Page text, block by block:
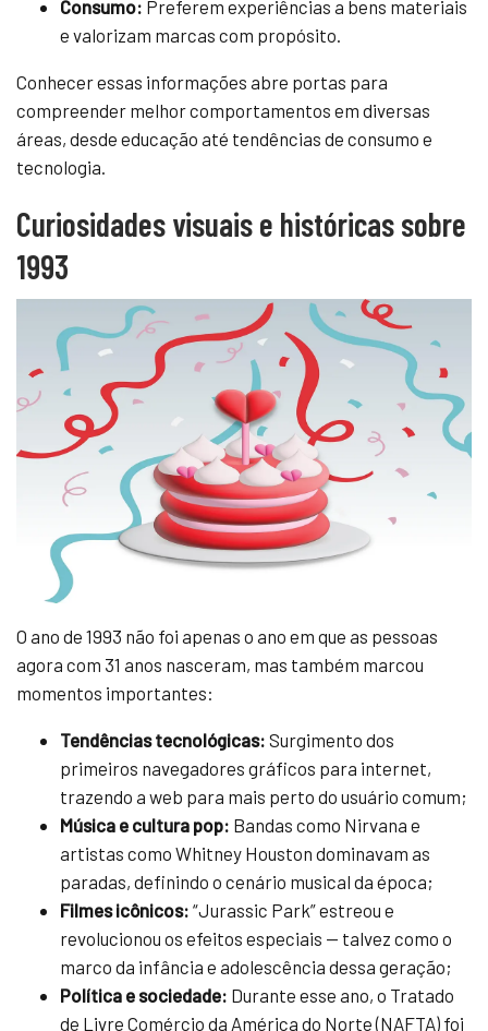
Consumo: Preferem experiências a bens materiais
e valorizam marcas com propósito.
Conhecer essas informações abre portas para
compreender melhor comportamentos em diversas
áreas, desde educação até tendências de consumo e
tecnologia.
Curiosidades visuais e históricas sobre
1993
O ano de 1993 não foi apenas o ano em que as pessoas
agora com 31 anos nasceram, mas também marcou
momentos importantes:
Tendências tecnológicas: Surgimento dos
primeiros navegadores gráficos para internet,
trazendo a web para mais perto do usuário comum;
Música e cultura pop: Bandas como Nirvana e
artistas como Whitney Houston dominavam as
paradas, definindo o cenário musical da época;
Filmes icônicos: “Jurassic Park” estreou e
revolucionou os efeitos especiais — talvez como o
marco da infância e adolescência dessa geração;
Política e sociedade: Durante esse ano, o Tratado
de Livre Comércio da América do Norte (NAFTA) foi